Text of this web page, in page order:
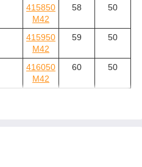
415850
M42
58 50
415950
M42
59 50
416050
M42
60 50